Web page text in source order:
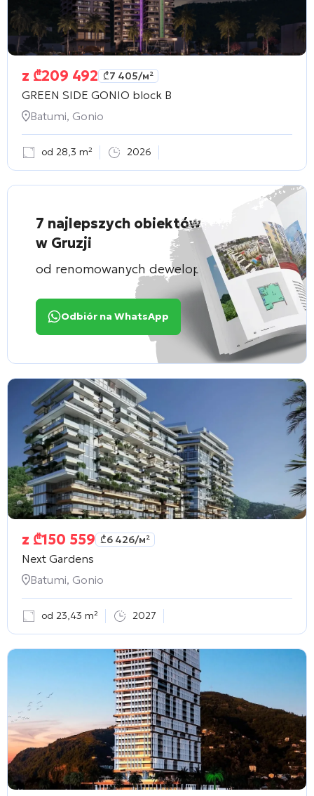
z ₾209 492 ₾7 405/м²
GREEN SIDE GONIO block B
Batumi, Gonio
od 28,3 m² 2026
7 najlepszych obiektów
w Gruzji
od renomowanych deweloperów
Odbiór na WhatsApp
z ₾150 559 ₾6 426/м²
Next Gardens
Batumi, Gonio
od 23,43 m² 2027